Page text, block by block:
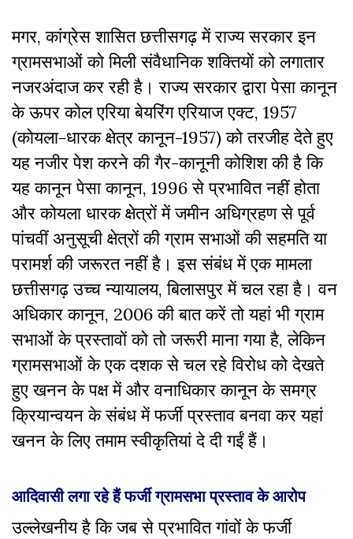
मगर, कांग्रेस शासित छत्तीसगढ़ में राज्य सरकार इन
ग्रामसभाओं को मिली संवैधानिक शक्तियों को लगातार
नजरअंदाज कर रही है। राज्य सरकार द्वारा पेसा कानून
के ऊपर कोल एरिया बेयरिंग एरियाज एक्ट, 1957
(कोयला-धारक क्षेत्र कानून-1957) को तरजीह देते हुए
यह नजीर पेश करने की गैर-कानूनी कोशिश की है कि
यह कानून पेसा कानून, 1996 से प्रभावित नहीं होता
और कोयला धारक क्षेत्रों में जमीन अधिग्रहण से पूर्व
पांचवीं अनुसूची क्षेत्रों की ग्राम सभाओं की सहमति या
परामर्श की जरूरत नहीं है। इस संबंध में एक मामला
छत्तीसगढ़ उच्च न्यायालय, बिलासपुर में चल रहा है। वन
अधिकार कानून, 2006 की बात करें तो यहां भी ग्राम
सभाओं के प्रस्तावों को तो जरूरी माना गया है, लेकिन
ग्रामसभाओं के एक दशक से चल रहे विरोध को देखते
हुए खनन के पक्ष में और वनाधिकार कानून के समग्र
क्रियान्वयन के संबंध में फर्जी प्रस्ताव बनवा कर यहां
खनन के लिए तमाम स्वीकृतियां दे दी गईं हैं।
आदिवासी लगा रहे हैं फर्जी ग्रामसभा प्रस्ताव के आरोप
उल्लेखनीय है कि जब से प्रभावित गांवों के फर्जी